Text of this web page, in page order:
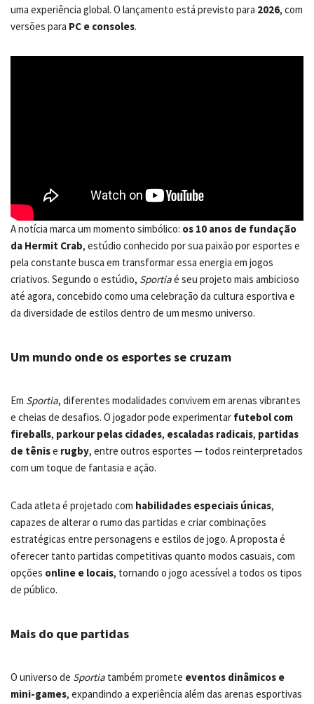
uma experiência global. O lançamento está previsto para 2026, com
versões para PC e consoles.
A notícia marca um momento simbólico: os 10 anos de fundação
da Hermit Crab, estúdio conhecido por sua paixão por esportes e
pela constante busca em transformar essa energia em jogos
criativos. Segundo o estúdio, Sportiaé seu projeto mais ambicioso
até agora, concebido como uma celebração da cultura esportiva e
da diversidade de estilos dentro de um mesmo universo.
Um mundo onde os esportes se cruzam
Em Sportia, diferentes modalidades convivem em arenas vibrantes
e cheias de desafios. O jogador pode experimentar futebol com
fireballs, parkour pelas cidades, escaladas radicais, partidas
de tênise rugby, entre outros esportes — todos reinterpretados
com um toque de fantasia e ação.
Cada atleta é projetado com habilidades especiais únicas,
capazes de alterar o rumo das partidas e criar combinações
estratégicas entre personagens e estilos de jogo. A proposta é
oferecer tanto partidas competitivas quanto modos casuais, com
opções online e locais, tornando o jogo acessível a todos os tipos
de público.
Mais do que partidas
O universo de Sportia também promete eventos dinâmicos e
mini-games, expandindo a experiência além das arenas esportivas